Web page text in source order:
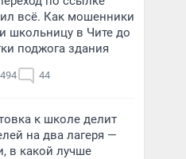
всё. Как мошенники
школьницу в Чите до
поджога здания
44
к школе делит
на два лагеря —
в какой лучше